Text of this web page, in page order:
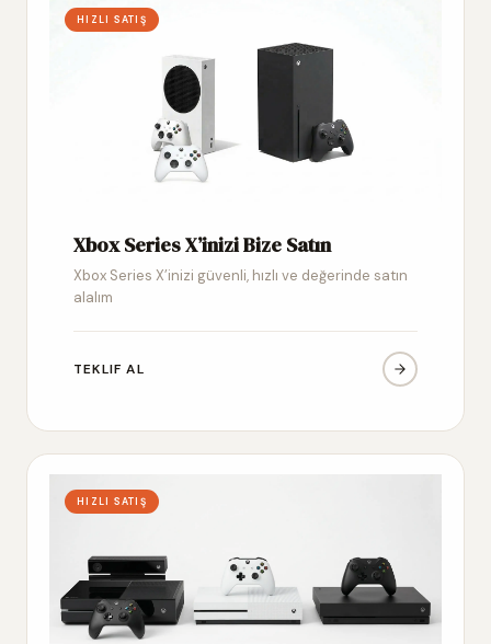
HIZLI SATIŞ
Xbox Series X’inizi Bize Satın
Xbox Series X’inizi güvenli, hızlı ve değerinde satın
alalım
TEKLIF AL
HIZLI SATIŞ